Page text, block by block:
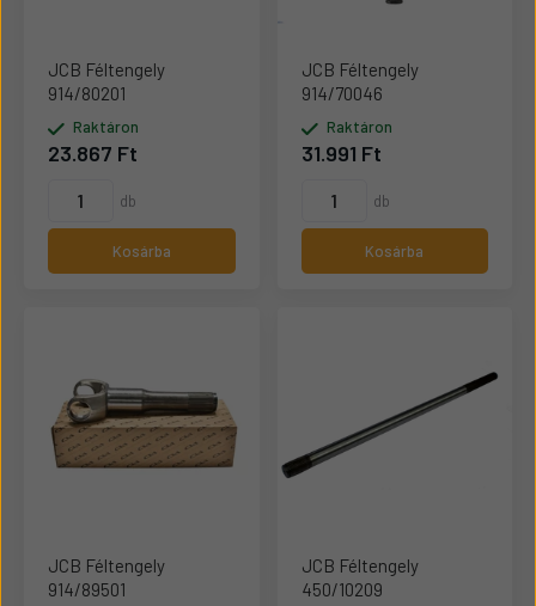
JCB Féltengely
914/80201
Raktáron
23.867 Ft
db
Kosárba
JCB Féltengely
914/70046
Raktáron
31.991 Ft
db
Kosárba
JCB Féltengely
914/89501
JCB Féltengely
450/10209